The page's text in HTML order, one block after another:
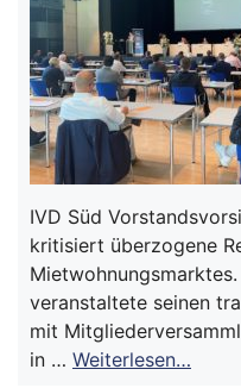
IVD Süd
kritisiert überzogene
Mietwohnungsmarktes.
veranstaltete seinen
mit
in … Weiterlesen…